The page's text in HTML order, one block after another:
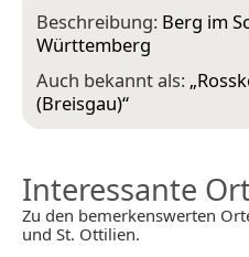
Beschreibung: Berg im
Württemberg
Auch bekannt als: „
(Breisgau)“
Interessante
Zu den bemerkenswerten
und St. Ottilien.